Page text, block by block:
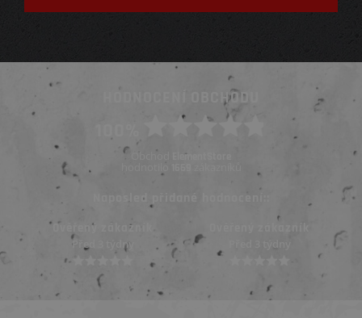
HODNOCENÍ OBCHODU
Obchod ElementStore
hodnotilo
Naposled přidané hodnocení::
Ověřený zákazník
Před 3 týdny